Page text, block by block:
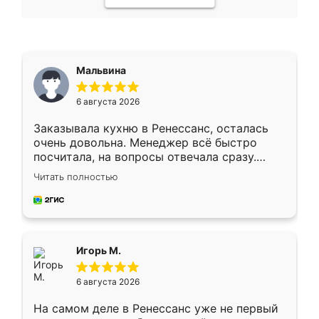
Мальвина
6 августа 2026
Заказывала кухню в Ренессанс, осталась
очень довольна. Менеджер всё быстро
посчитала, на вопросы отвечала сразу.
Замерщик приехал в субботу, подошёл к
делу со всей ответственностью. Собрали
за день, ребята работали аккуратно, даже
Читать полностью
Игорь М.
6 августа 2026
На самом деле в Ренессанс уже не первый